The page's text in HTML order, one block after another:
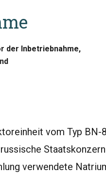
der Inbetriebnahme,
vom Typ BN-
Staatskonzern
verwendete